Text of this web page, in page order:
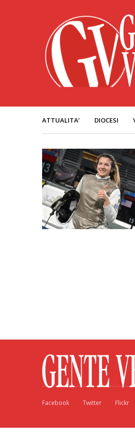
ATTUALITA’ DIOCESI
Facebook Twitter Flickr